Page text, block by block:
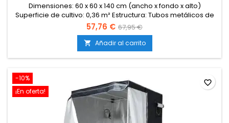
Dimensiones: 60 x 60 x 140 cm (ancho x fondo x alto)
Superficie de cultivo: 0,36 m² Estructura: Tubos metálicos de
16 mm de diámetro Uniones: Plástico reforzado de alta
resistencia Revestimiento interior: Mylar reflectante 95 % Lona
exterior: Tela negra opaca y resistente Accesos: Puerta
frontal con cremallera Entradas/salidas: Bocas ajustables
para...
57,76 € 67,95 €
 Añadir al carrito
-10%
¡En oferta!
favorite_border